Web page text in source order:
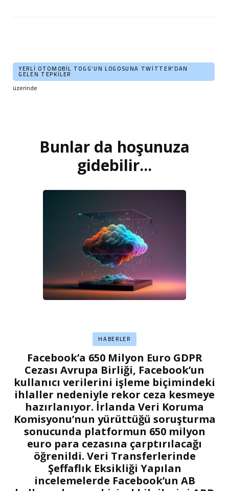
YERLI OTOMOBIL TOGG’UN LOGOSUNA TWITTER'DAN
GELEN TEPKILER
üzerinde
Bunlar da hoşunuza
gidebilir...
HABERLER
Facebook’a 650 Milyon Euro GDPR
Cezası Avrupa Birliği, Facebook’un
kullanıcı verilerini işleme biçimindeki
ihlaller nedeniyle rekor ceza kesmeye
hazırlanıyor. İrlanda Veri Koruma
Komisyonu’nun yürüttüğü soruşturma
sonucunda platformun 650 milyon
euro para cezasına çarptırılacağı
öğrenildi. Veri Transferlerinde
Şeffaflık Eksikliği Yapılan
incelemelerde Facebook’un AB